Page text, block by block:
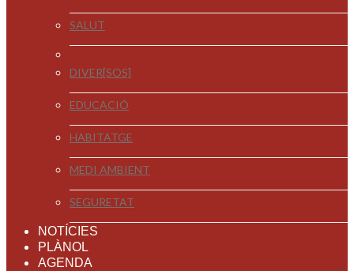
SALUT
DIVER[SOS]
EDUCACIÓ
HABITATGE
MEDI AMBIENT
SEGURETAT
NOTÍCIES
PLÀNOL
AGENDA